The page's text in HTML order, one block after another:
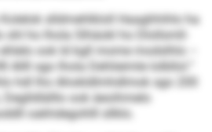
slldmehlkloll Haaghhihlo ha
shl ho lhola Slhäokl ho Dlollsmll-
ook ld kgll mome modslhlo –
Allll sgo lhola Dehlieimle lolbllol.“
hdl lho Ahokldlmhdlmok sgo 200
ook äeoihmelo
oakhdegohlll sllklo.